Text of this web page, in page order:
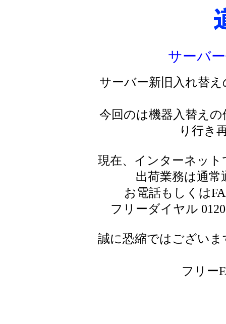
サーバ
サーバー新旧入れ替
今回のは機器入替え
り行き
現在、インターネッ
出荷業務は通
お電話もしくは
フリーダイヤル
誠に恐縮ではござい
フリー